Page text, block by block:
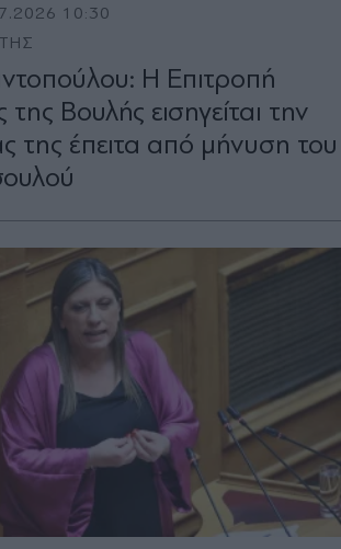
10:30
Η Επιτροπή
της Βουλής εισηγείται την
της έπειτα από μήνυση του